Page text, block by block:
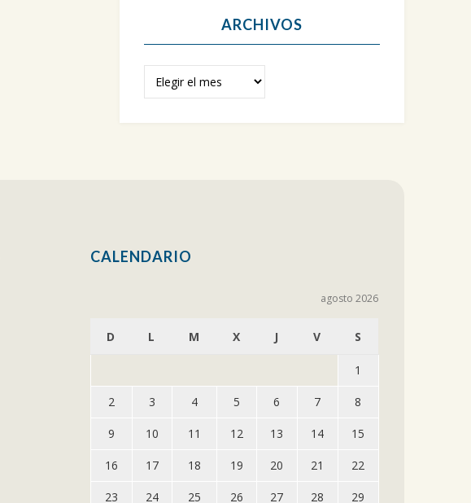
ARCHIVOS
CALENDARIO
agosto 2026
D L M X J V S
1
2 3 4 5 6 7 8
9 10 11 12 13 14 15
16 17 18 19 20 21 22
23 24 25 26 27 28 29